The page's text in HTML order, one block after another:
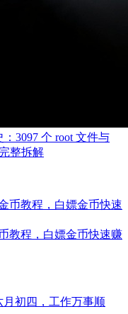
3097 个 root 文件与
整拆解
教程，白嫖金币快速赚